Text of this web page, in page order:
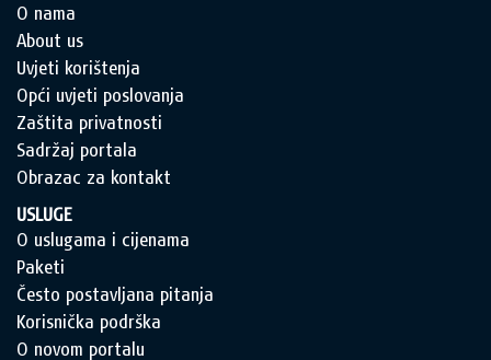
O nama
About us
Uvjeti korištenja
Opći uvjeti poslovanja
Zaštita privatnosti
Sadržaj portala
Obrazac za kontakt
USLUGE
O uslugama i cijenama
Paketi
Često postavljana pitanja
Korisnička podrška
O novom portalu